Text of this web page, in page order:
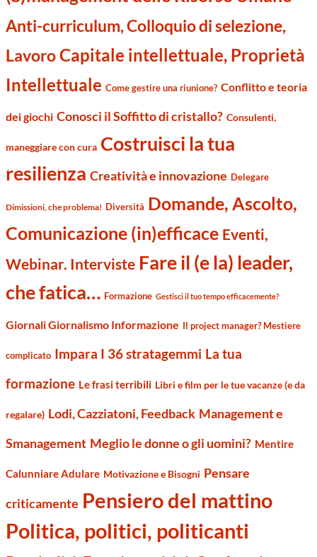
Anti-curriculum, Colloquio di selezione,
LavoroCapitale intellettuale, Proprietà
Intellettuale Come gestire una riunione? Conflitto e teoria
dei giochi Conosci il Soffitto di cristallo? Consulenti,
maneggiare con cura Costruisci la tua
resilienza Creatività e innovazione Delegare
Dimissioni, che problema! Diversità Domande, Ascolto,
Comunicazione (in)efficace Eventi,
Webinar. Interviste Fare il (e la) leader,
che fatica… Formazione Gestisci il tuo tempo efficacemente?
Giornali Giornalismo Informazione Il project manager? Mestiere
complicato Impara I 36 stratagemmi La tua
formazione Le frasi terribili Libri e film per le tue vacanze (e da
regalare) Lodi, Cazziatoni, Feedback Management e
Smanagement Meglio le donne o gli uomini? Mentire
Calunniare Adulare Motivazione e Bisogni Pensare
criticamente Pensiero del mattino
Politica, politici, politicanti